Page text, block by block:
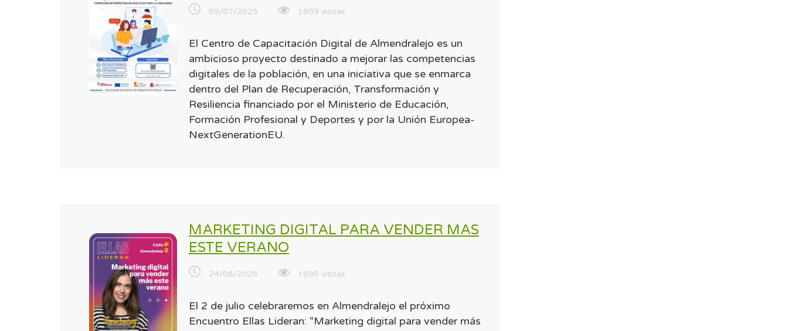
09/07/2025 1809 visitas
El Centro de Capacitación Digital de Almendralejo es un
ambicioso proyecto destinado a mejorar las competencias
digitales de la población, en una iniciativa que se enmarca
dentro del Plan de Recuperación, Transformación y
Resiliencia financiado por el Ministerio de Educación,
Formación Profesional y Deportes y por la Unión Europea-
NextGenerationEU.
MARKETING DIGITAL PARA VENDER MAS
ESTE VERANO
24/06/2025 1695 visitas
El 2 de julio celebraremos en Almendralejo el próximo
Encuentro Ellas Lideran: “Marketing digital para vender más